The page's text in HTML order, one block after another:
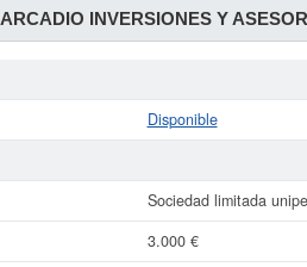
ARCADIO INVERSIONES Y
Disponible
Sociedad limitada
3.000 €